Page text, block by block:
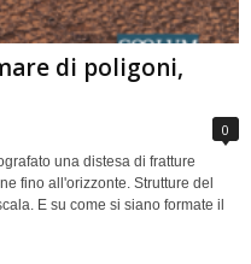
di poligoni,
0
una distesa di fratture
fino all'orizzonte. Strutture del
E su come si siano formate il